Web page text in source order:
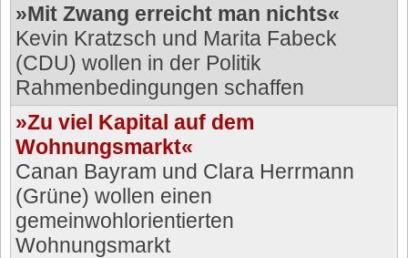
»Mit Zwang erreicht man nichts«
Kevin Kratzsch und Marita Fabeck
(CDU) wollen in der Politik
Rahmenbedingungen schaffen
»Zu viel Kapital auf dem
Wohnungsmarkt«
Canan Bayram und Clara Herrmann
(Grüne) wollen einen
gemeinwohlorientierten
Wohnungsmarkt